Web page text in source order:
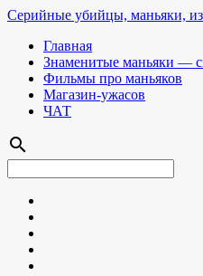
Серийные убийцы, маньяки,
Главная
Знаменитые маньяки —
Фильмы про маньяков
Магазин-ужасов
ЧАТ
search